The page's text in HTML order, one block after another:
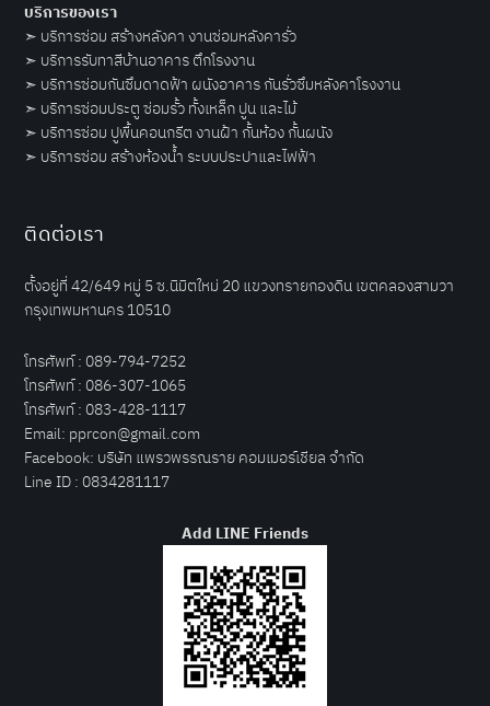
บริการของเรา
➣ บริการซ่อม สร้างหลังคา งานซ่อมหลังคารั่ว
➣ บริการรับทาสีบ้านอาคาร ตึกโรงงาน
➣ บริการซ่อมกันซึมดาดฟ้า ผนังอาคาร กันรั่วซึมหลังคาโรงงาน
➣ บริการซ่อมประตู ซ่อมรั้ว ทั้งเหล็ก ปูน และไม้
➣ บริการซ่อม ปูพื้นคอนกรีต งานฝ้า กั้นห้อง กั้นผนัง
➣ บริการซ่อม สร้างห้องน้ำ ระบบประปาและไฟฟ้า
ติดต่อเรา
ตั้งอยู่ที่ 42/649 หมู่ 5 ซ.นิมิตใหม่ 20 แขวงทรายกองดิน เขตคลองสามวา
กรุงเทพมหานคร 10510
โทรศัพท์ : 089-794-7252
โทรศัพท์ : 086-307-1065
โทรศัพท์ : 083-428-1117
Email: pprcon@gmail.com
Facebook: บริษัท แพรวพรรณราย คอมเมอร์เชียล จำกัด
Line ID : 0834281117
Add LINE Friends